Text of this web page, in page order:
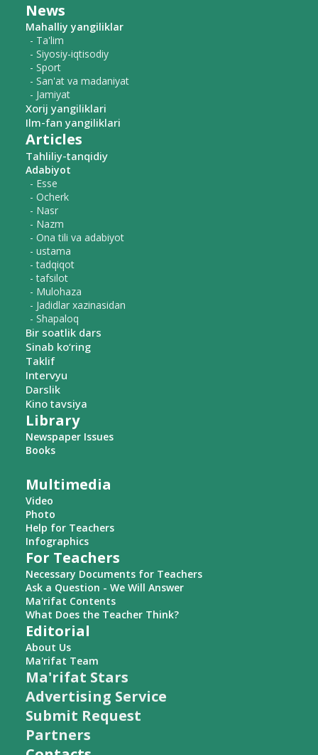
News
Mahalliy yangiliklar
- Ta'lim
- Siyosiy-iqtisodiy
- Sport
- San'at va madaniyat
- Jamiyat
Xorij yangiliklari
Ilm-fan yangiliklari
Articles
Tahliliy-tanqidiy
Adabiyot
- Esse
- Ocherk
- Nasr
- Nazm
- Ona tili va adabiyot
- ustama
- tadqiqot
- tafsilot
- Mulohaza
- Jadidlar xazinasidan
- Shapaloq
Bir soatlik dars
Sinab ko‘ring
Taklif
Intervyu
Darslik
Kino tavsiya
Library
Newspaper Issues
Books
Multimedia
Video
Photo
Help for Teachers
Infographics
For Teachers
Necessary Documents for Teachers
Ask a Question - We Will Answer
Ma'rifat Contents
What Does the Teacher Think?
Editorial
About Us
Ma'rifat Team
Ma'rifat Stars
Advertising Service
Submit Request
Partners